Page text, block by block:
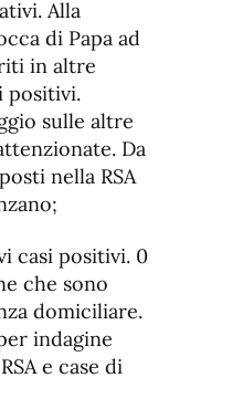
Alla
di Papa ad
in altre
positivi.
sulle altre
Da
nella RSA
casi positivi. 0
che sono
domiciliare.
indagine
e case di